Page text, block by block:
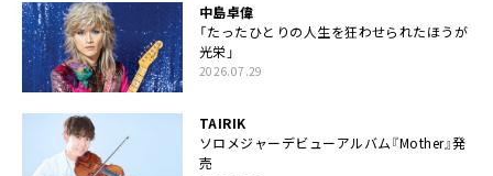
中島卓偉
「たったひとりの人生を狂わせられたほうが
光栄」
2026.07.29
TAIRIK
ソロメジャーデビューアルバム『Mother』発
売